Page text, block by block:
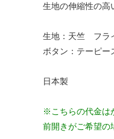
生地の伸縮性の高
生地：天竺 フ
ボタン：テーピー
日本製
※こちらの代金は
前開きがご希望の